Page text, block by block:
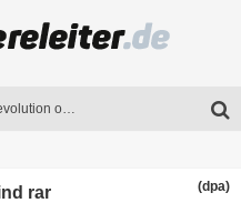
KI im Bildungswesen: Revolution oder Risiko für Schulen und Universitäten?
rar (dpa)